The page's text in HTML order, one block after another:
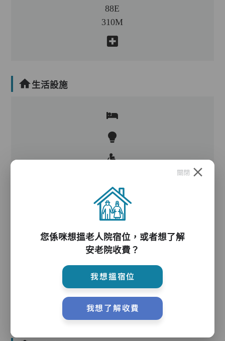
88E
310M
生活設施
護理評估、執藥、核派藥、量度生命表徵、協助沐
關閉
您係咪想搵老人院宿位，或者想了解
安老院收費？
我想搵宿位
我想了解收費